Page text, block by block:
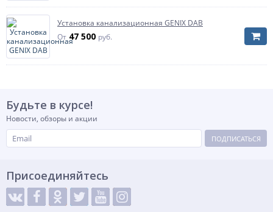
Установка канализационная GENIX DAB
От 47 500 руб.
Будьте в курсе!
Новости, обзоры и акции
ПОДПИСАТЬСЯ
Присоединяйтесь